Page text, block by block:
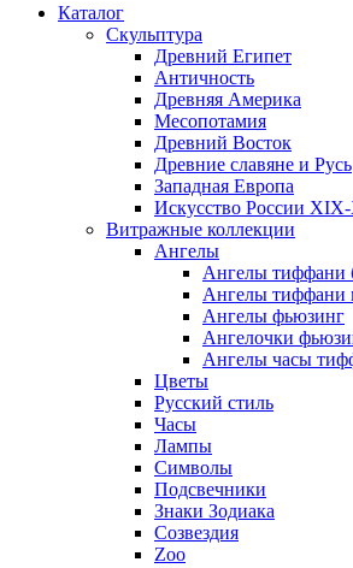
Каталог
Скульптура
Древний Египет
Античность
Древняя Америка
Месопотамия
Древний Восток
Древние славяне и Русь
Западная Европа
Искусство России
Витражные коллекции
Ангелы
Ангелы тиффани
Ангелы тиффани
Ангелы фьюзинг
Ангелочки
Ангелы часы
Цветы
Русский стиль
Часы
Лампы
Символы
Подсвечники
Знаки Зодиака
Созвездия
Zoo